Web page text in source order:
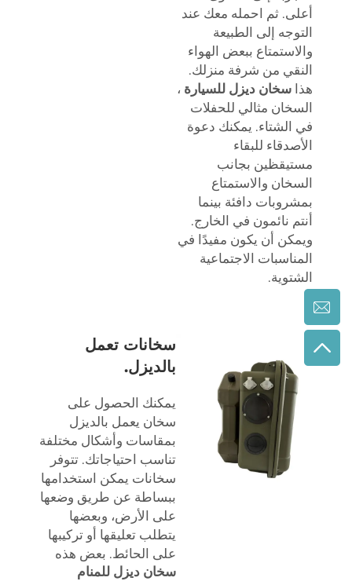
أعلى. ثم احمله معك عند
التوجه إلى الطبيعة
والاستمتاع ببعض الهواء
النقي من شرفة منزلك.
هذا سخان ديزل للسيارة
السخان مثالي للحفلات
في الشتاء. يمكنك دعوة
الأصدقاء للبقاء
مستيقظين بجانب
السخان والاستمتاع
بمشروبات دافئة بينما
أنتم نائمون في الخارج.
ويمكن أن يكون مفيدًا في
المناسبات الاجتماعية
الشتوية.
سخانات تعمل
بالديزل.
يمكنك الحصول على
سخان يعمل بالديزل
بمقاسات وأشكال مختلفة
تناسب احتياجاتك. تتوفر
سخانات يمكن استخدامها
ببساطة عن طريق وضعها
على الأرض، وبعضها
يتطلب تعليقها أو تركيبها
على الحائط. بعض هذه
سخان ديزل للمنام